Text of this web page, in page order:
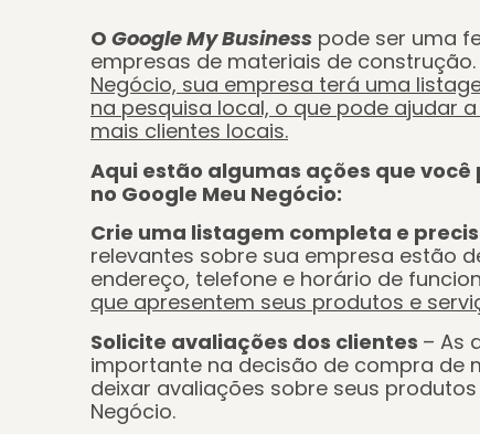
O Google My Business pode ser uma
empresas de materiais de construção.
Negócio, sua empresa terá uma
na pesquisa local, o que pode ajudar
mais clientes locais.
Aqui estão algumas ações que
no Google Meu Negócio:
Crie uma listagem completa e
relevantes sobre sua empresa estão
endereço, telefone e horário de
que apresentem seus produtos e
Solicite avaliações dos clientes – As
importante na decisão de compra de
deixar avaliações sobre seus
Negócio.